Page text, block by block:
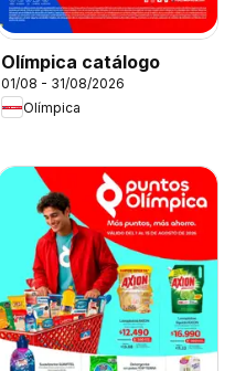
Olímpica catálogo
01/08 - 31/08/2026
Olímpica